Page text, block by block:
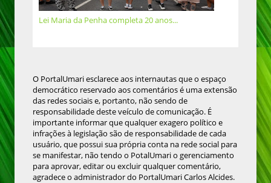
Lei Maria da Penha completa 20 anos...
O PortalUmari esclarece aos internautas que o espaço
democrático reservado aos comentários é uma extensão
das redes sociais e, portanto, não sendo de
responsabilidade deste veículo de comunicação. É
importante informar que qualquer exagero político e
infrações à legislação são de responsabilidade de cada
usuário, que possui sua própria conta na rede social para
se manifestar, não tendo o PotalUmari o gerenciamento
para aprovar, editar ou excluir qualquer comentário,
agradece o administrador do PortalUmari Carlos Alcides.